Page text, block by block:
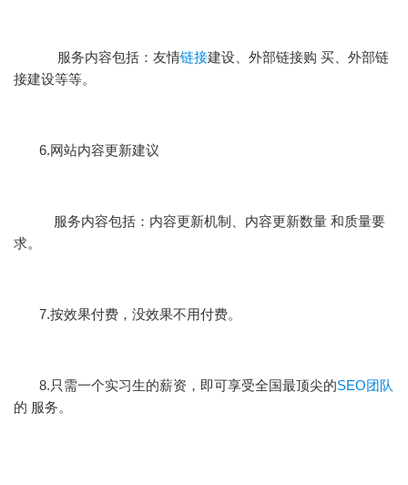
服务内容包括：友情链接建设、外部链接购 买、外部链
接建设等等。
6.网站内容更新建议
服务内容包括：内容更新机制、内容更新数量 和质量要
求。
7.按效果付费，没效果不用付费。
8.只需一个实习生的薪资，即可享受全国最顶尖的SEO团队
的 服务。